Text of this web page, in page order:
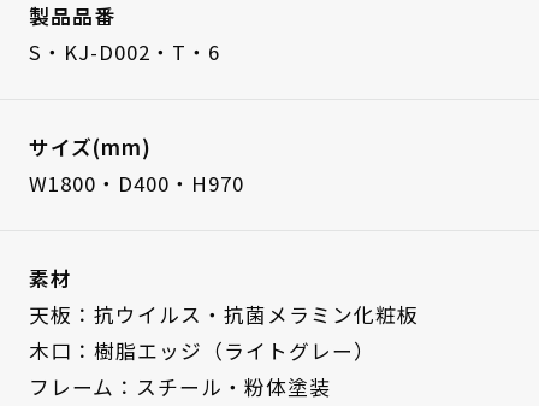
製品品番
S・KJ-D002・T・6
サイズ(mm)
W1800・D400・H970
素材
天板：抗ウイルス・抗菌メラミン化粧板
木口：樹脂エッジ（ライトグレー）
フレーム：スチール・粉体塗装